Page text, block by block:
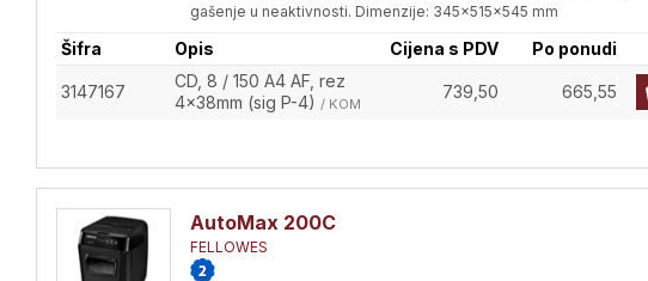
gašenje u neaktivnosti. Dimenzije: 345x515x545 mm
Šifra Opis Cijena s PDV Po ponudi
3147167
CD, 8 / 150 A4 AF, rez
4x38mm (sig P-4) / KOM
739,50 665,55
AutoMax 200C
FELLOWES